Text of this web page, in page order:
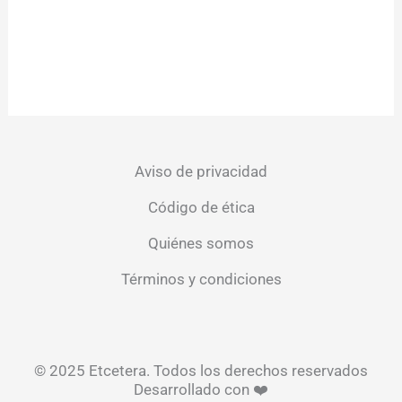
Aviso de privacidad
Código de ética
Quiénes somos
Términos y condiciones
© 2025 Etcetera. Todos los derechos reservados
Desarrollado con ❤️